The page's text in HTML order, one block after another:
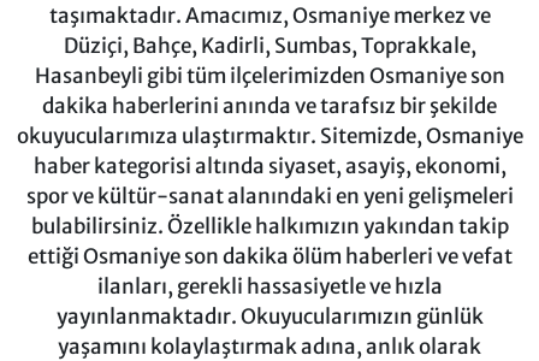
taşımaktadır. Amacımız, Osmaniye merkez ve
Düziçi, Bahçe, Kadirli, Sumbas, Toprakkale,
Hasanbeyli gibi tüm ilçelerimizden Osmaniye son
dakika haberlerini anında ve tarafsız bir şekilde
okuyucularımıza ulaştırmaktır. Sitemizde, Osmaniye
haber kategorisi altında siyaset, asayiş, ekonomi,
spor ve kültür-sanat alanındaki en yeni gelişmeleri
bulabilirsiniz. Özellikle halkımızın yakından takip
ettiği Osmaniye son dakika ölüm haberleri ve vefat
ilanları, gerekli hassasiyetle ve hızla
yayınlanmaktadır. Okuyucularımızın günlük
yaşamını kolaylaştırmak adına, anlık olarak